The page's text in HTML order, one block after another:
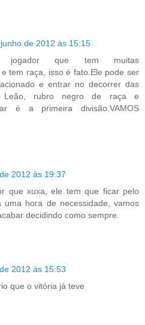
de 2012 às 15:15
que tem muitas
tem raça, isso é fato.Ele pode ser
e entrar no decorrer das
Leão, rubro negro de raça e
é a primeira divisão.VAMOS
2012 às 19:37
que xuxa, ele tem que ficar pelo
uma hora de necessidade, vamos
decidindo como sempre.
2012 às 15:53
que o vitória já teve